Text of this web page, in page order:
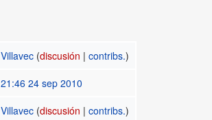
Villavec (discusión |contribs.)
21:46 24 sep 2010
Villavec (discusión |contribs.)